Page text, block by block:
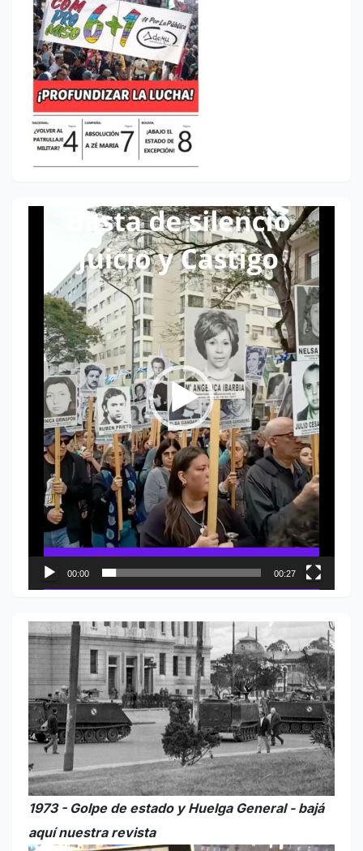
Reproductor
00:00 00:27
1973 - Golpe de estado y Huelga General - bajá
aquí nuestra revista